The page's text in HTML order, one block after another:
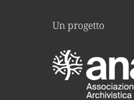
Un progetto